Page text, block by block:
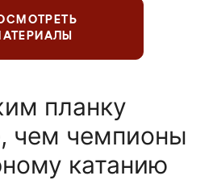
планку
чем чемпионы
катанию